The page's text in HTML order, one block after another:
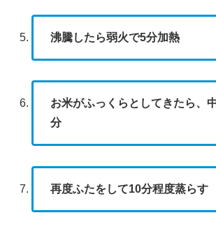
沸騰したら弱火で5分加熱
お米がふっくらとしてきたら、
分
再度ふたをして10分程度蒸らす